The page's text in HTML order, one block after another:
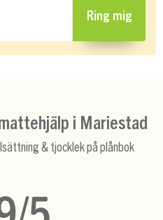
Ring mig
i Mariestad
& tjocklek på plånbok